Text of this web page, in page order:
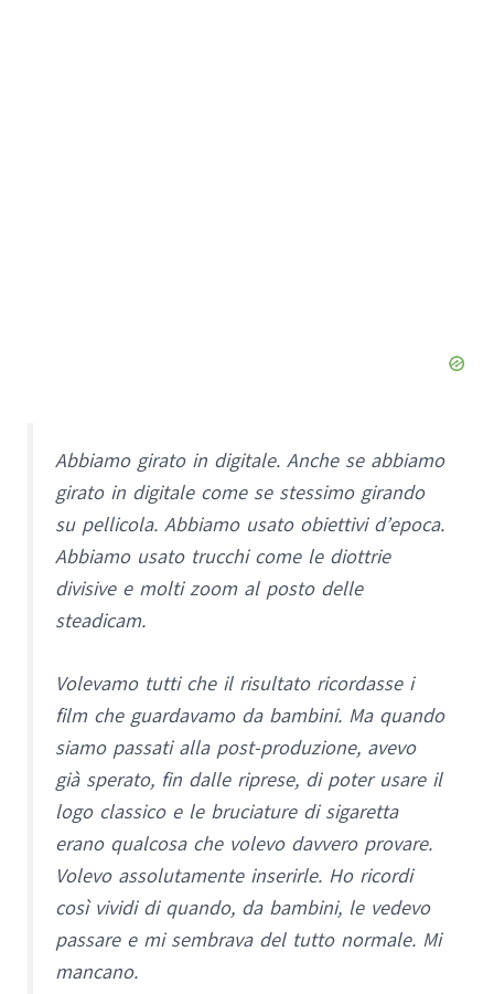
Abbiamo girato in digitale. Anche se abbiamo
girato in digitale come se stessimo girando
su pellicola. Abbiamo usato obiettivi d’epoca.
Abbiamo usato trucchi come le diottrie
divisive e molti zoom al posto delle
steadicam.
Volevamo tutti che il risultato ricordasse i
film che guardavamo da bambini. Ma quando
siamo passati alla post-produzione, avevo
già sperato, fin dalle riprese, di poter usare il
logo classico e le bruciature di sigaretta
erano qualcosa che volevo davvero provare.
Volevo assolutamente inserirle. Ho ricordi
così vividi di quando, da bambini, le vedevo
passare e mi sembrava del tutto normale. Mi
mancano.